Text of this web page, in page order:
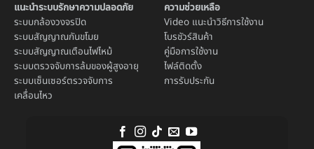
แนะนำระบบรักษาความปลอดภัย
ระบบกล้องวงจรปิด
ระบบสัญญาณกันขโมย
ระบบสัญญาณเตือนไฟไหม้
ระบบตรวจจับการล้มของผู้สูงอายุ
ระบบเซ็นเซอร์ตรวจจับการ
เคลื่อนไหว
ความช่วยเหลือ
Video แนะนำวิธีการใช้งาน
โบรชัวร์สินค้า
คู่มือการใช้งาน
ไฟล์ติดตั้ง
การรับประกัน